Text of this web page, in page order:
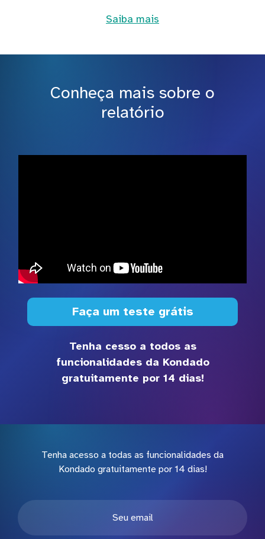
Saiba mais
Conheça mais sobre o
relatório
Faça um teste grátis
Tenha cesso a todos as
funcionalidades da Kondado
gratuitamente por 14 dias!
Tenha acesso a todas as funcionalidades da
Kondado gratuitamente por 14 dias!